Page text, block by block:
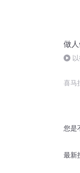
做
喜马
您是
最新